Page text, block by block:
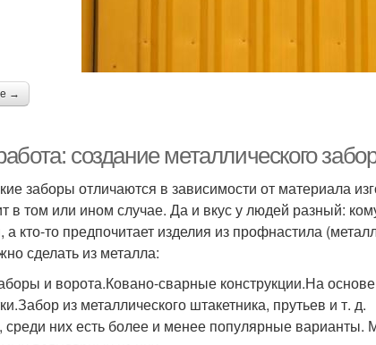
→
создание металлического
заборы отличаются в зависимости от материала
в том или ином случае. Да и вкус у людей разный:
а кто-то предпочитает изделия из профнастила
сделать из металла:
и ворота.Ковано-сварные конструкции.На
из металлического штакетника, прутьев и т. д.
среди них есть более и менее популярные